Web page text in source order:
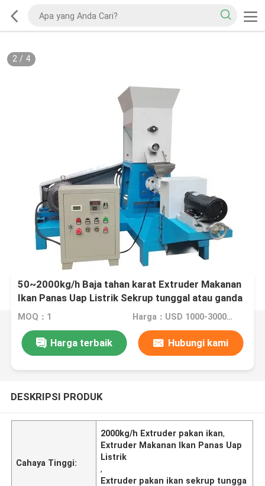
2/ 4
50~2000kg/h Baja tahan karat Extruder Makanan
Ikan Panas Uap Listrik Sekrup tunggal atau ganda
MOQ：1 Harga：USD 1000-3000set
Harga terbaik Hubungi kami
DESKRIPSI PRODUK
Cahaya Tinggi:
2000kg/h Extruder pakan ikan,
Extruder Makanan Ikan Panas Uap
Listrik
,
Extruder pakan ikan sekrup tungga